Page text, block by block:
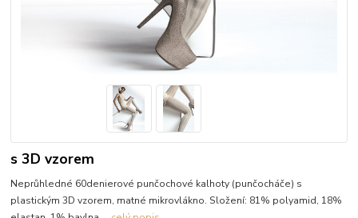
s 3D vzorem
Neprůhledné 60denierové punčochové kalhoty (punčocháče) s
plastickým 3D vzorem, matné mikrovlákno. Složení: 81% polyamid, 18%